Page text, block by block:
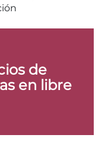
de
en libre